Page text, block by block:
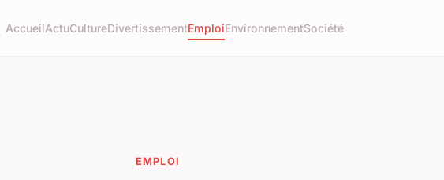
AccueilActuCultureDivertissementEmploiEnvironnementSociété
EMPLOI